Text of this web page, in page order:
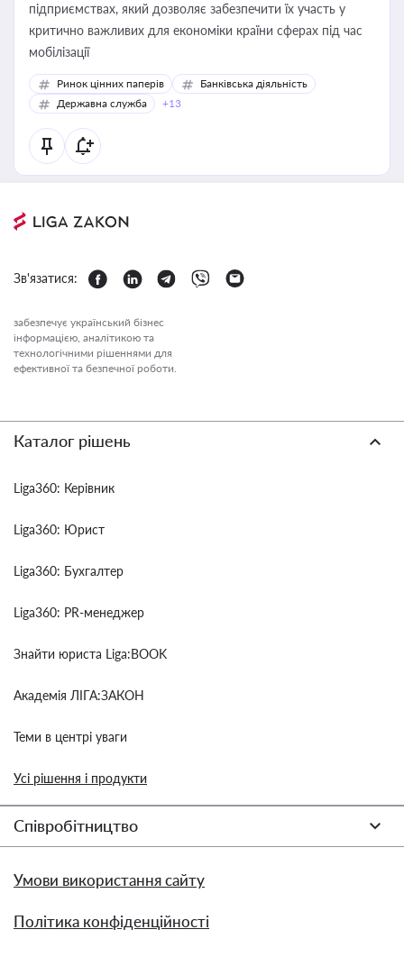
підприємствах, який дозволяє забезпечити їх участь у
критично важливих для економіки країни сферах під час
мобілізації
Ринок цінних паперів
Банківська діяльність
Державна служба
+13
Зв'язатися:
забезпечує український бізнес
інформацією, аналітикою та
технологічними рішеннями для
ефективної та безпечної роботи.
Каталог рішень
Liga360: Керівник
Liga360: Юрист
Liga360: Бухгалтер
Liga360: PR-менеджер
Знайти юриста Liga:BOOK
Академія ЛІГА:ЗАКОН
Теми в центрі уваги
Усі рішення і продукти
Співробітництво
Умови використання сайту
Політика конфіденційності